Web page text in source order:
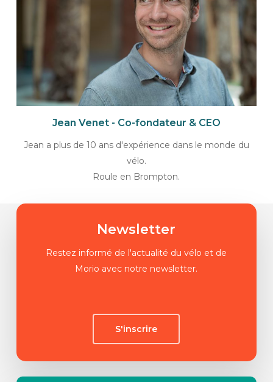
Jean Venet - Co-fondateur & CEO
Jean a plus de 10 ans d'expérience dans le monde du
vélo.
Roule en Brompton.
Newsletter
Restez informé de l'actualité du vélo et de
Morio avec notre newsletter.
S'inscrire